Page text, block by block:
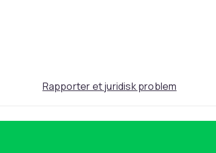
Rapporter et juridisk problem